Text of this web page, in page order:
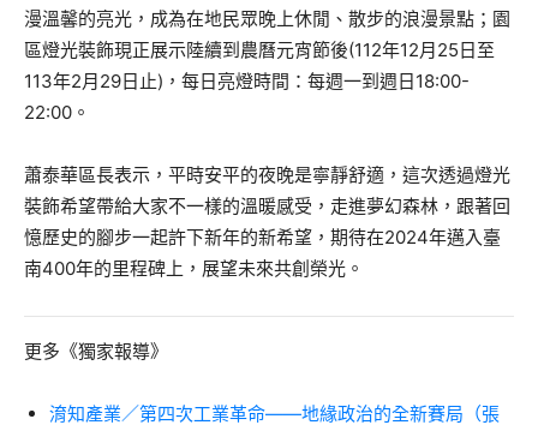
漫溫馨的亮光，成為在地民眾晚上休閒、散步的浪漫景點；園
區燈光裝飾現正展示陸續到農曆元宵節後(112年12月25日至
113年2月29日止)，每日亮燈時間：每週一到週日18:00-
22:00。
蕭泰華區長表示，平時安平的夜晚是寧靜舒適，這次透過燈光
裝飾希望帶給大家不一樣的溫暖感受，走進夢幻森林，跟著回
憶歷史的腳步一起許下新年的新希望，期待在2024年邁入臺
南400年的里程碑上，展望未來共創榮光。
更多《獨家報導》
淯知產業／第四次工業革命——地緣政治的全新賽局（張